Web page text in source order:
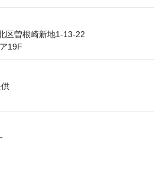
区曽根崎新地1-13-22
19F